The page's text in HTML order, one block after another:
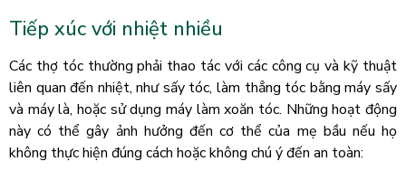
Tiếp xúc với nhiệt nhiều
Các thợ tóc thường phải thao tác với các công cụ và kỹ thuật
liên quan đến nhiệt, như sấy tóc, làm thẳng tóc bằng máy sấy
và máy là, hoặc sử dụng máy làm xoăn tóc. Những hoạt động
này có thể gây ảnh hưởng đến cơ thể của mẹ bầu nếu họ
không thực hiện đúng cách hoặc không chú ý đến an toàn: